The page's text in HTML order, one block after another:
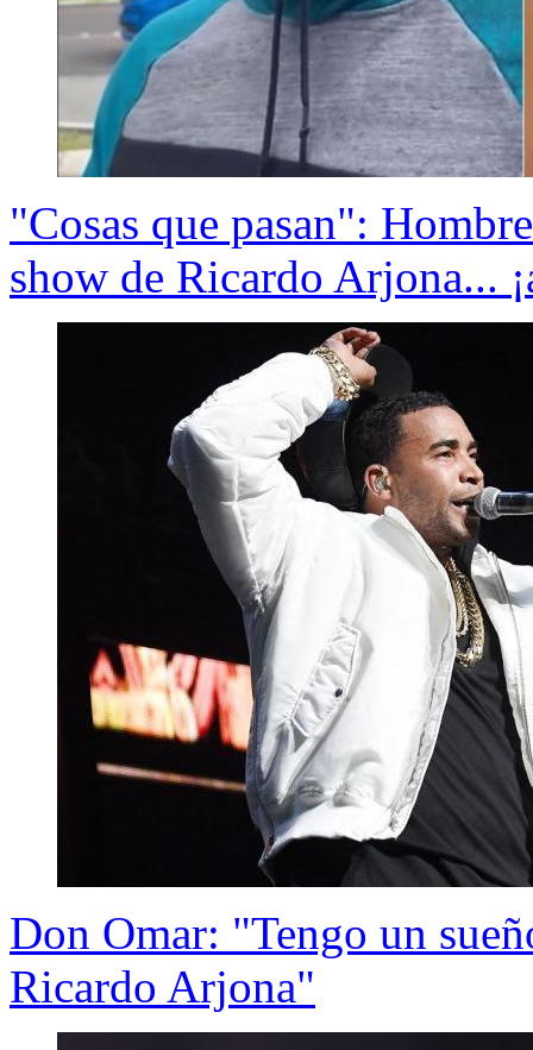
"Cosas que pasan":
show de Ricardo Arjona...
Don Omar: "Tengo un
Ricardo Arjona"